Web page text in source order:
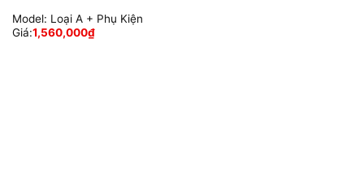
Model: Loại A + Phụ Kiện
Giá:1,560,000₫